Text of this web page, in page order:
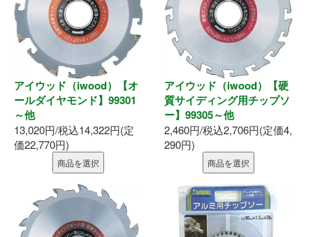
アイウッド（iwood）【オ
ールダイヤモンド】99301
～他
13,020円/税込14,322円(定
価22,770円)
商品を選択
アイウッド（iwood）【硬
質サイディング用チップソ
ー】99305～他
2,460円/税込2,706円(定価4,
290円)
商品を選択